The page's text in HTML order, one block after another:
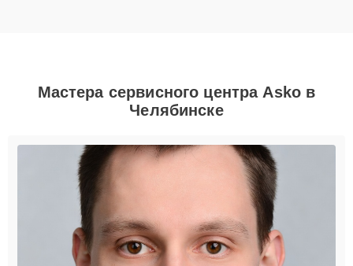
Мастера сервисного центра Asko в
Челябинске